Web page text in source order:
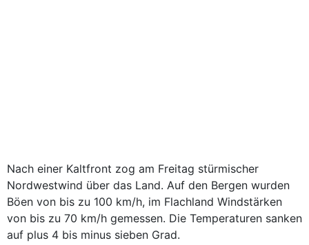
Nach einer Kaltfront zog am Freitag stürmischer
Nordwestwind über das Land. Auf den Bergen wurden
Böen von bis zu 100 km/h, im Flachland Windstärken
von bis zu 70 km/h gemessen. Die Temperaturen sanken
auf plus 4 bis minus sieben Grad.